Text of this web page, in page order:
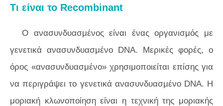
Τι είναι το Recombinant
Ο ανασυνδυασμένος είναι ένας οργανισμός με
γενετικά ανασυνδυασμένο DNA. Μερικές φορές, ο
όρος «ανασυνδυασμένο» χρησιμοποιείται επίσης για
να περιγράψει το γενετικά ανασυνδυασμένο DNA. Η
μοριακή κλωνοποίηση είναι η τεχνική της μοριακής